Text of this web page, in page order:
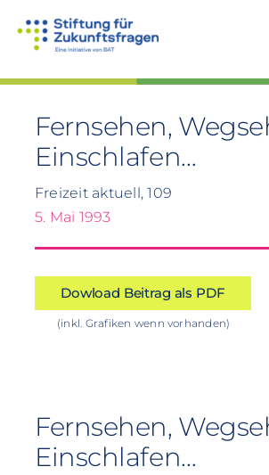
Inhalt
Fernsehen,
Einschlafen…
Freizeit aktuell, 109
5. Mai 1993
Dowload Beitrag als PDF
(inkl. Grafiken wenn vorhanden)
Fernsehen,
Einschlafen…